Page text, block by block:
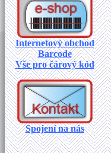
Internetový obchod
Barcode
Vše pro čárový kód
Spojení na nás